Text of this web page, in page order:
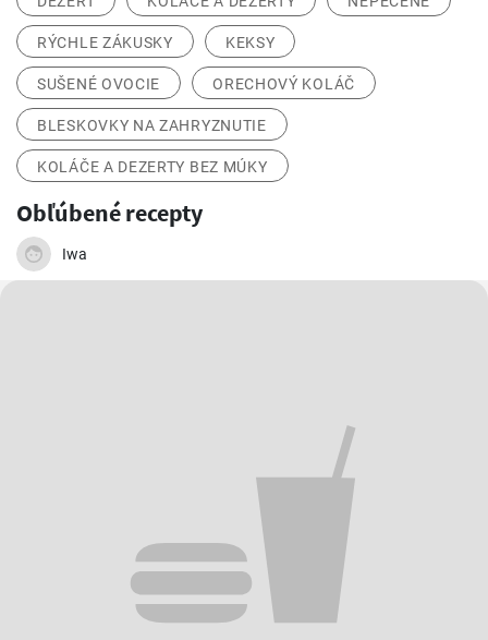
RÝCHLE ZÁKUSKY KEKSY
SUŠENÉ OVOCIE ORECHOVÝ KOLÁČ
BLESKOVKY NA ZAHRYZNUTIE
KOLÁČE A DEZERTY BEZ MÚKY
Obľúbené recepty
Iwa